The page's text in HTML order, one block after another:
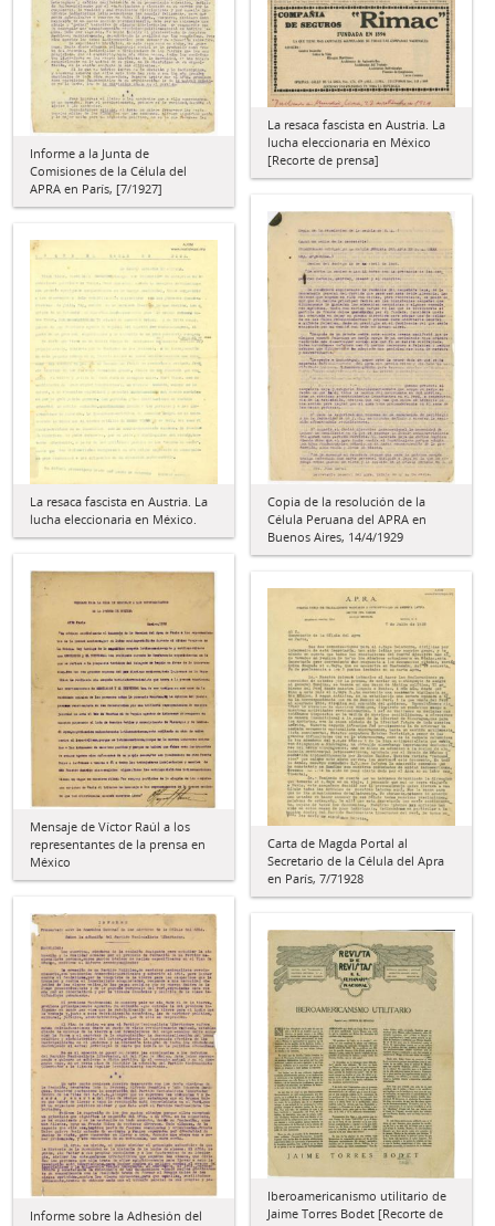
La resaca fascista en Austria. La
lucha eleccionaria en México
[Recorte de prensa]
Informe a la Junta de
Comisiones de la Célula del
APRA en París, [7/1927]
Copia de la resolución de la
Célula Peruana del APRA en
Buenos Aires, 14/4/1929
La resaca fascista en Austria. La
lucha eleccionaria en México.
Mensaje de Víctor Raúl a los
representantes de la prensa en
México
Carta de Magda Portal al
Secretario de la Célula del Apra
en París, 7/71928
Informe sobre la Adhesión del
Iberoamericanismo utilitario de
Jaime Torres Bodet [Recorte de